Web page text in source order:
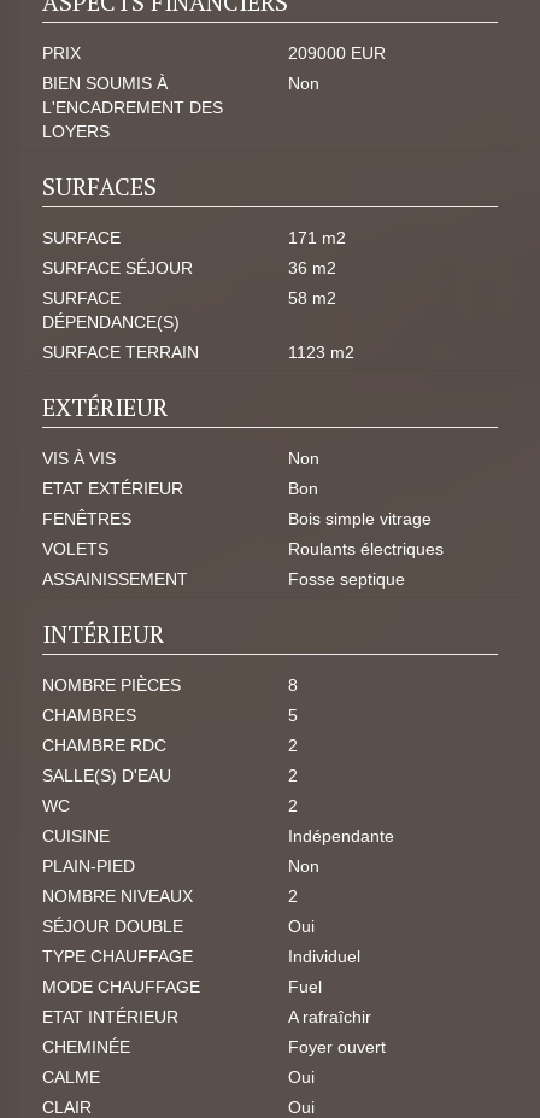
PRIX
209000 EUR
BIEN SOUMIS À
L'ENCADREMENT DES
LOYERS
Non
SURFACES
SURFACE
171 m2
SURFACE SÉJOUR
36 m2
SURFACE
DÉPENDANCE(S)
58 m2
SURFACE TERRAIN 1123 m2
EXTÉRIEUR
VIS À VIS
Non
ETAT EXTÉRIEUR
Bon
FENÊTRES
Bois simple vitrage
VOLETS
Roulants électriques
ASSAINISSEMENT
Fosse septique
INTÉRIEUR
NOMBRE PIÈCES
8
CHAMBRES
5
CHAMBRE RDC
2
SALLE(S) D'EAU
2
WC
2
CUISINE
Indépendante
PLAIN-PIED
Non
NOMBRE NIVEAUX
2
SÉJOUR DOUBLE
Oui
TYPE CHAUFFAGE
Individuel
MODE CHAUFFAGE
Fuel
ETAT INTÉRIEUR
A rafraîchir
CHEMINÉE
Foyer ouvert
CALME
Oui
CLAIR
Oui